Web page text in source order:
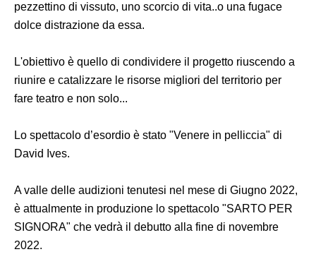
pezzettino di vissuto, uno scorcio di vita..o una fugace
dolce distrazione da essa.
L'obiettivo è quello di condividere il progetto riuscendo a
riunire e catalizzare le risorse migliori del territorio per
fare teatro e non solo...
Lo spettacolo d’esordio è stato "Venere in pelliccia" di
David Ives.
A valle delle audizioni tenutesi nel mese di Giugno 2022,
è attualmente in produzione lo spettacolo "SARTO PER
SIGNORA" che vedrà il debutto alla fine di novembre
2022.